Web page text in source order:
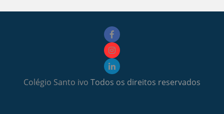
Colégio Santo ivo Todos os direitos reservados